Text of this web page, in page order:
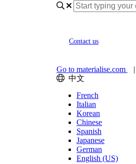
Contact us
Go to materialise.com
中文
French
Italian
Korean
Chinese
Spanish
Japanese
German
English (US)